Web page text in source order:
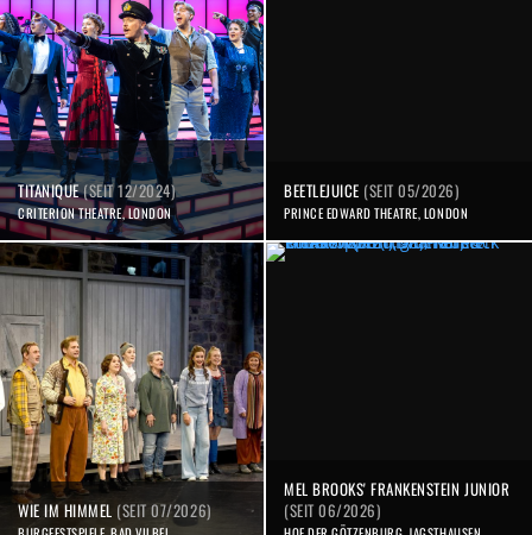
TITANIQUE(SEIT 12/2024)
CRITERION THEATRE, LONDON
BEETLEJUICE (SEIT 05/2026)
PRINCE EDWARD THEATRE, LONDON
WIE IM HIMMEL (SEIT 07/2026)
MEL BROOKS' FRANKENSTEIN JUNIOR
(SEIT 06/2026)